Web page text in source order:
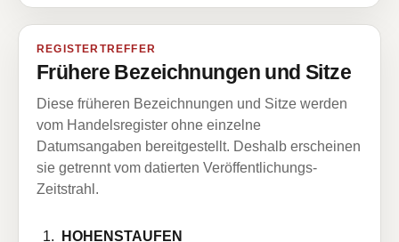
REGISTERTREFFER
Frühere Bezeichnungen und Sitze
Diese früheren Bezeichnungen und Sitze werden
vom Handelsregister ohne einzelne
Datumsangaben bereitgestellt. Deshalb erscheinen
sie getrennt vom datierten Veröffentlichungs-
Zeitstrahl.
HOHENSTAUFEN